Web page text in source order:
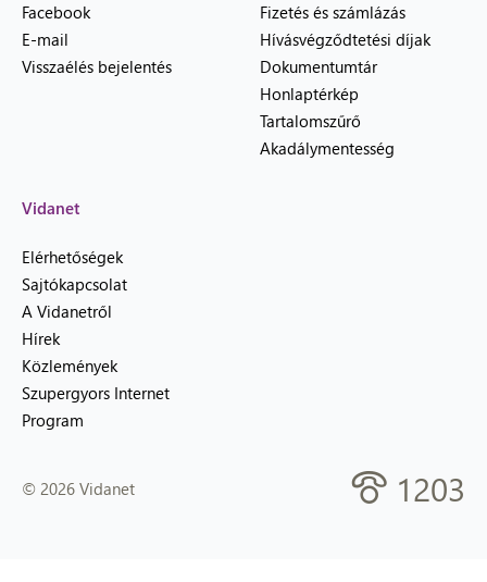
Facebook
E-mail
Visszaélés bejelentés
Fizetés és számlázás
Hívásvégződtetési díjak
Dokumentumtár
Honlaptérkép
Tartalomszűrő
Akadálymentesség
Vidanet
Elérhetőségek
Sajtókapcsolat
A Vidanetről
Hírek
Közlemények
Szupergyors Internet
Program
© 2026 Vidanet 1203